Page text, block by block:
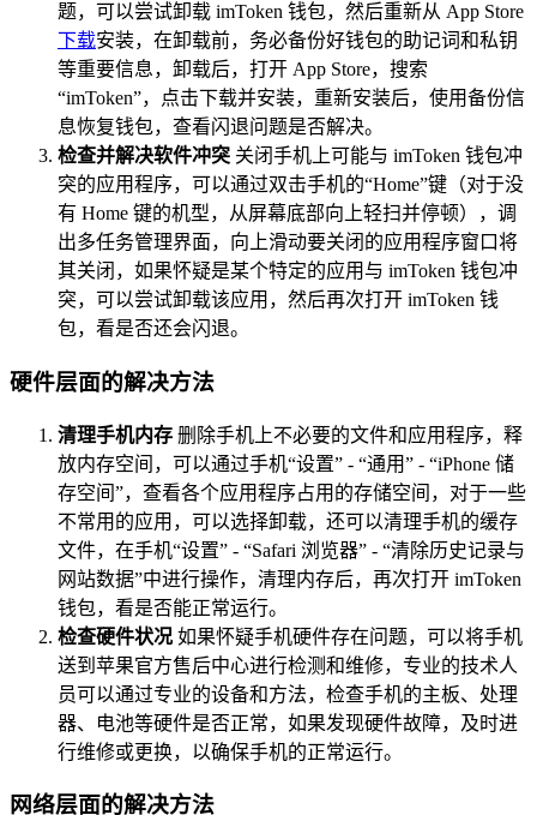
题，可以尝试卸载 imToken 钱包，然后重新从 App Store
下载安装，在卸载前，务必备份好钱包的助记词和私钥
等重要信息，卸载后，打开 App Store，搜索
“imToken”，点击下载并安装，重新安装后，使用备份信
息恢复钱包，查看闪退问题是否解决。
检查并解决软件冲突 关闭手机上可能与 imToken 钱包冲
突的应用程序，可以通过双击手机的“Home”键（对于没
有 Home 键的机型，从屏幕底部向上轻扫并停顿），调
出多任务管理界面，向上滑动要关闭的应用程序窗口将
其关闭，如果怀疑是某个特定的应用与 imToken 钱包冲
突，可以尝试卸载该应用，然后再次打开 imToken 钱
包，看是否还会闪退。
硬件层面的解决方法
清理手机内存 删除手机上不必要的文件和应用程序，释
放内存空间，可以通过手机“设置” - “通用” - “iPhone 储
存空间”，查看各个应用程序占用的存储空间，对于一些
不常用的应用，可以选择卸载，还可以清理手机的缓存
文件，在手机“设置” - “Safari 浏览器” - “清除历史记录与
网站数据”中进行操作，清理内存后，再次打开 imToken
钱包，看是否能正常运行。
检查硬件状况 如果怀疑手机硬件存在问题，可以将手机
送到苹果官方售后中心进行检测和维修，专业的技术人
员可以通过专业的设备和方法，检查手机的主板、处理
器、电池等硬件是否正常，如果发现硬件故障，及时进
行维修或更换，以确保手机的正常运行。
网络层面的解决方法